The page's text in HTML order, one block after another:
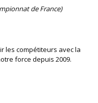
de France)
les compétiteurs avec la
force depuis 2009.